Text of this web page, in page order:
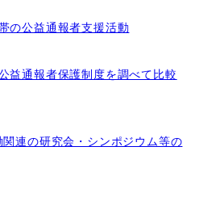
の公益通報者支援活動
益通報者保護制度を調べて比較
連の研究会・シンポジウム等の